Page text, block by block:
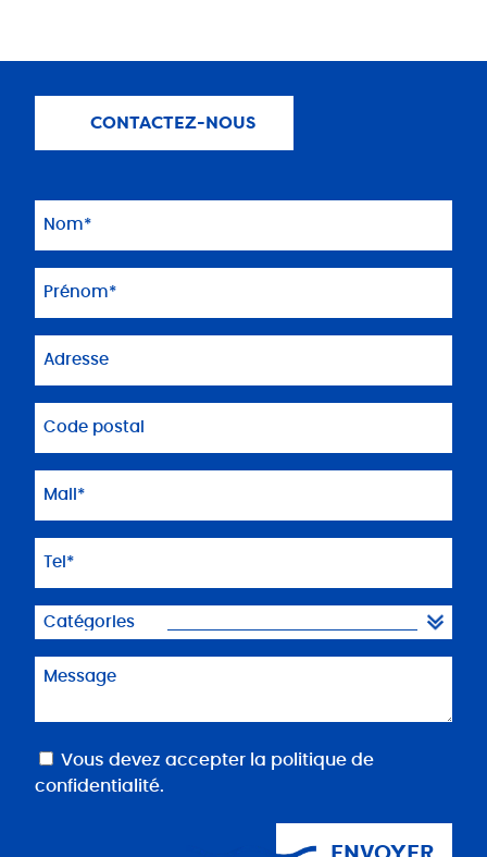
CONTACTEZ-NOUS
Catégories
Message
RGPD
(Nécessaire)
Vous devez accepter la politique de
confidentialité.